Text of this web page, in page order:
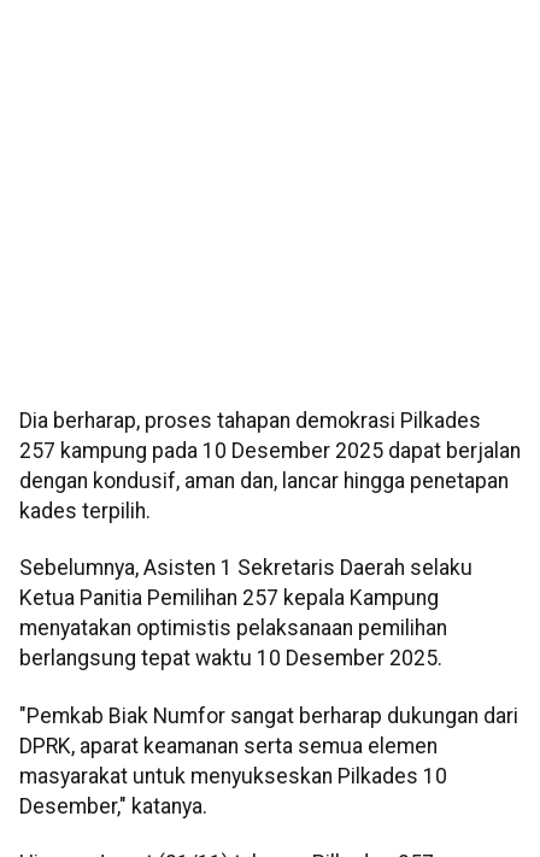
Dia berharap, proses tahapan demokrasi Pilkades
257 kampung pada 10 Desember 2025 dapat berjalan
dengan kondusif, aman dan, lancar hingga penetapan
kades terpilih.
Sebelumnya, Asisten 1 Sekretaris Daerah selaku
Ketua Panitia Pemilihan 257 kepala Kampung
menyatakan optimistis pelaksanaan pemilihan
berlangsung tepat waktu 10 Desember 2025.
"Pemkab Biak Numfor sangat berharap dukungan dari
DPRK, aparat keamanan serta semua elemen
masyarakat untuk menyukseskan Pilkades 10
Desember," katanya.